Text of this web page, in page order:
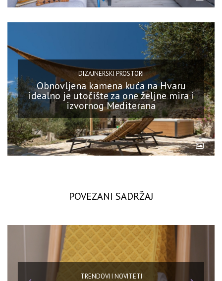
DIZAJNERSKI PROSTORI
Obnovljena kamena kuća na Hvaru
idealno je utočište za one željne mira i
izvornog Mediterana
POVEZANI SADRŽAJ
TRENDOVI I NOVITETI